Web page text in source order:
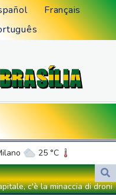
Français
25 °C
Venezia
24 °C
c'è la minaccia di droni